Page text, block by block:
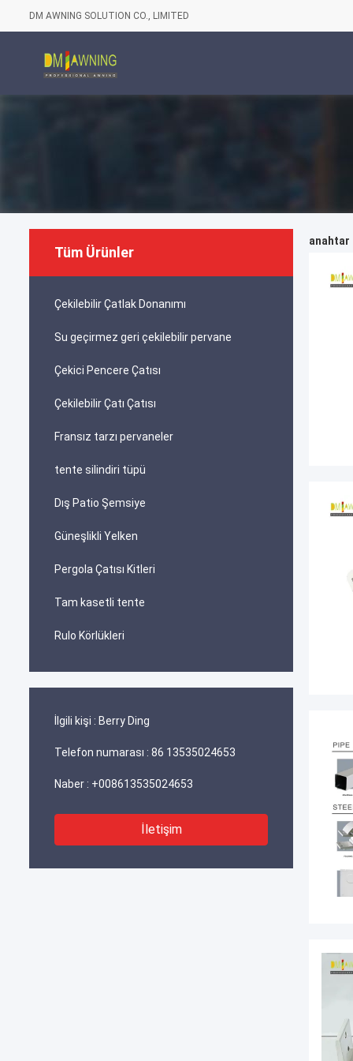
DM AWNING SOLUTION CO., LIMITED
Tüm Ürünler
Çekilebilir Çatlak Donanımı
Su geçirmez geri çekilebilir pervane
Çekici Pencere Çatısı
Çekilebilir Çatı Çatısı
Fransız tarzı pervaneler
tente silindiri tüpü
Dış Patio Şemsiye
Güneşlikli Yelken
Pergola Çatısı Kitleri
Tam kasetli tente
Rulo Körlükleri
İlgili kişi : Berry Ding
Telefon numarası : 86 13535024653
Naber : +008613535024653
İletişim
anahtar